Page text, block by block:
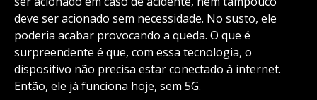
deve ser acionado sem necessidade. No susto, ele
poderia acabar provocando a queda. O que é
surpreendente é que, com essa tecnologia, o
dispositivo não precisa estar conectado à internet.
Então, ele já funciona hoje, sem 5G.